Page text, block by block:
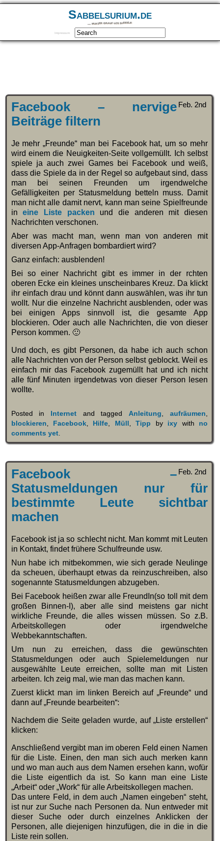
Sabbelsurium.de
… munter drauf los sabbeln
Impressum
Feb. 2nd
Facebook – nervige
Beiträge filtern
Je mehr „Freunde“ man bei Facebook hat, um so mehr
wird einem die Neuigkeiten-Seite vollgemüllt. Ich selbst
spiele ja auch zwei Games bei Facebook und weiß,
dass die Spiele da in der Regel so aufgebaut sind, dass
man bei seinen Freunden um irgendwelche
Gefälligkeiten per Statusmeldung betteln muss. Damit
man nicht alle damit nervt, kann man seine Spielfreunde
in eine Liste packen und die anderen mit diesen
Nachrichten verschonen.
Aber was macht man, wenn man von anderen mit
diversen App-Anfragen bombardiert wird?
Ganz einfach: ausblenden!
Bei so einer Nachricht gibt es immer in der rchten
oberen Ecke ein kleines unscheinbares Kreuz. Da klickt
ihr einfach drau und könnt dann auswählen, was ihr tun
wollt. Nur die einzelne Nachricht ausblenden, oder was
bei einigen Apps sinnvoll ist, die gesamte App
blockieren. Oder auch alle Nachrichten, die von dieser
Person kommen. 🙂
Und doch, es gibt Personen, da habe ich auch schon
alle Nachrichten von der Person selbst geblockt. Weil es
einfach mir das Facebook zugemüllt hat und ich nicht
alle fünf Minuten irgendetwas von dieser Person lesen
wollte.
Posted in Internet and taggedAnleitung aufräumen
blockieren
Facebook, Hilfe Müll ,Tipp by ixy with no
comments yet.
Feb. 2nd
Facebook –
Statusmeldungen nur für
bestimmte Leute sichtbar
machen
Facebook ist ja so schlecht nicht. Man kommt mit Leuten
in Kontakt, findet frühere Schulfreunde usw.
Nun habe ich mitbekommen, wie sich gerade Neulinge
da scheuen, überhaupt etwas da reinzuschreiben, also
sogenannte Statusmeldungen abzugeben.
Bei Facebook heißen zwar alle FreundIn(so toll mit dem
großen Binnen-I), aber alle sind meistens gar nicht
wirkliche Freunde, die alles wissen müssen. So z.B.
Arbeitskollegen oder irgendwelche
Webbekanntschaften.
Um nun zu erreichen, dass die gewünschten
Statusmeldungen oder auch Spielemeldungen nur
ausgewählte Leute erreichen, sollte man mit Listen
arbeiten. Ich zeig mal, wie man das machen kann.
Zuerst klickt man im linken Bereich auf „Freunde“ und
dann auf „Freunde bearbeiten“:
Nachdem die Seite geladen wurde, auf „Liste erstellen“
klicken:
Anschließend vergibt man im oberen Feld einen Namen
für die Liste. Einen, den man sich auch merken kann
und wo man auch aus dem Namen ersehen kann, wofür
die Liste eigentlich da ist. So kann man eine Liste
„Arbeit“ oder „Work“ für alle Arbeitskollegen machen.
Das untere Feld, in dem auch „Namen eingeben“ steht,
ist nur zur Suche nach Personen da. Nun entweder mit
dieser Suche oder durch einzelnes Anklicken der
Personen, alle diejenigen hinzufügen, die in die in die
Liste rein sollen.